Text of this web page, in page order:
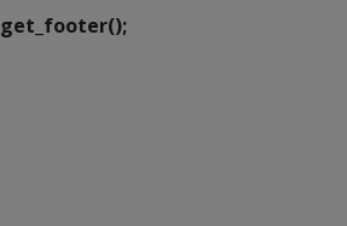
get_footer();